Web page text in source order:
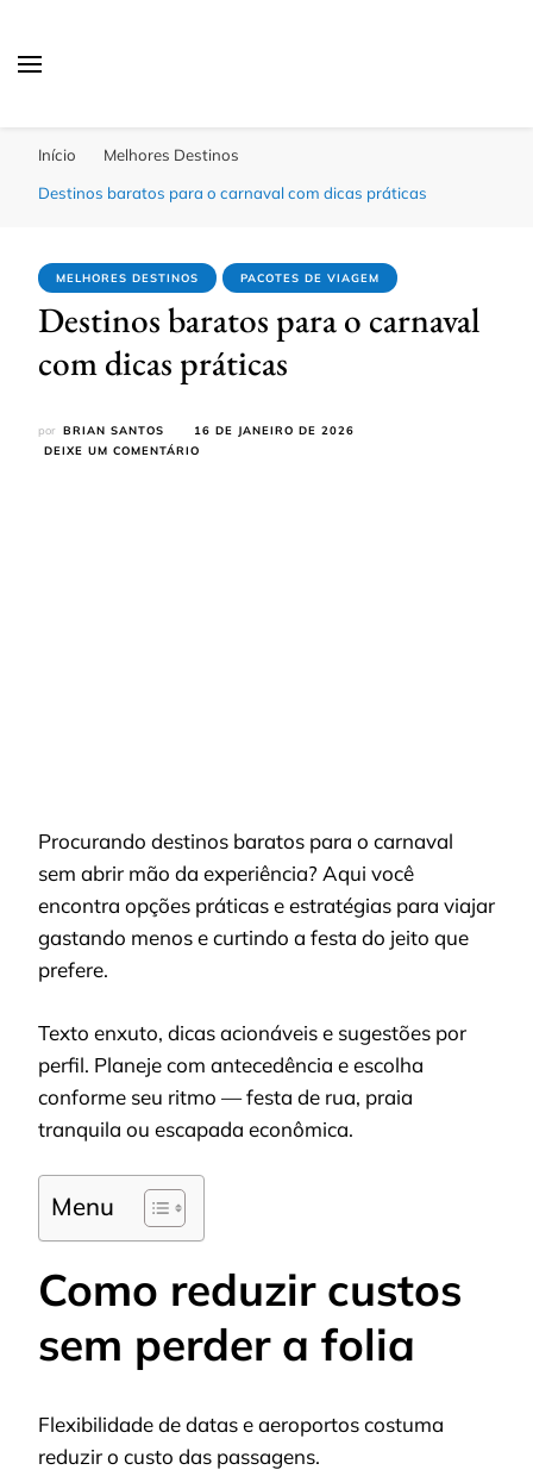
Início
Melhores Destinos
Destinos baratos para o carnaval com dicas práticas
MELHORES DESTINOS PACOTES DE VIAGEM
Destinos baratos para o carnaval
com dicas práticas
por BRIAN SANTOS
16 DE JANEIRO DE 2026
DEIXE UM COMENTÁRIO
Procurando destinos baratos para o carnaval
sem abrir mão da experiência? Aqui você
encontra opções práticas e estratégias para viajar
gastando menos e curtindo a festa do jeito que
prefere.
Texto enxuto, dicas acionáveis e sugestões por
perfil. Planeje com antecedência e escolha
conforme seu ritmo — festa de rua, praia
tranquila ou escapada econômica.
Menu
Como reduzir custos
sem perder a folia
Flexibilidade de datas e aeroportos costuma
reduzir o custo das passagens.